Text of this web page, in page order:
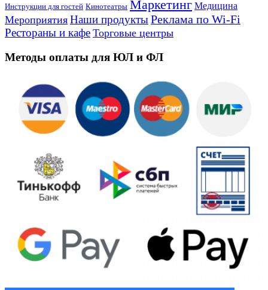
Инструкции для гостей Кинотеатры Маркетинг Медицина
Мероприятия Наши продуктыРеклама по Wi-Fi
Рестораны и кафе Торговые центры
Методы оплаты для ЮЛ и ФЛ